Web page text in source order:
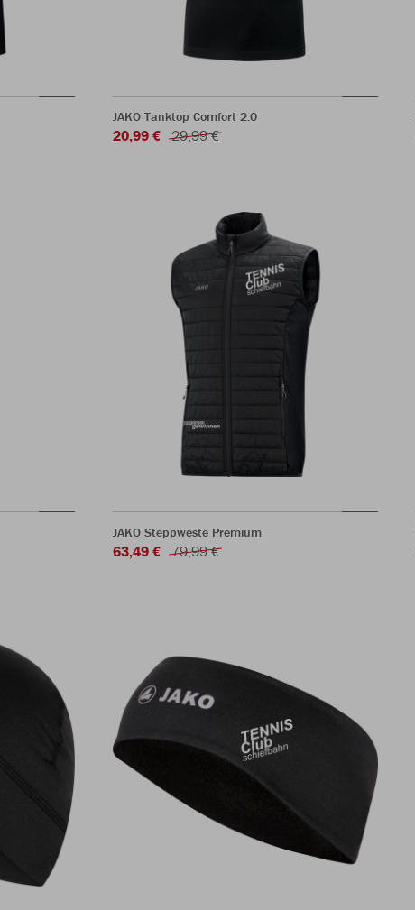
JAKO Tanktop Comfort 2.0
20,99 € 29,99 €
JAKO Steppweste Premium
63,49 € 79,99 €